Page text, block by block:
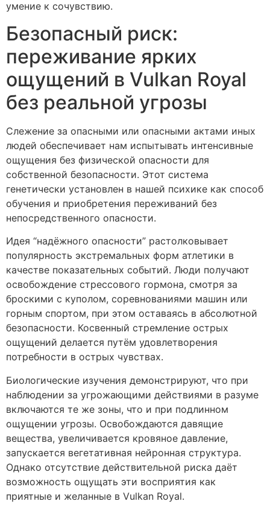
умение к сочувствию.
Безопасный риск:
переживание ярких
ощущений в Vulkan Royal
без реальной угрозы
Слежение за опасными или опасными актами иных
людей обеспечивает нам испытывать интенсивные
ощущения без физической опасности для
собственной безопасности. Этот система
генетически установлен в нашей психике как способ
обучения и приобретения переживаний без
непосредственного опасности.
Идея “надёжного опасности” растолковывает
популярность экстремальных форм атлетики в
качестве показательных событий. Люди получают
освобождение стрессового гормона, смотря за
броскими с куполом, соревнованиями машин или
горным спортом, при этом оставаясь в абсолютной
безопасности. Косвенный стремление острых
ощущений делается путём удовлетворения
потребности в острых чувствах.
Биологические изучения демонстрируют, что при
наблюдении за угрожающими действиями в разуме
включаются те же зоны, что и при подлинном
ощущении угрозы. Освобождаются давящие
вещества, увеличивается кровяное давление,
запускается вегетативная нейронная структура.
Однако отсутствие действительной риска даёт
возможность ощущать эти восприятия как
приятные и желанные в Vulkan Royal.